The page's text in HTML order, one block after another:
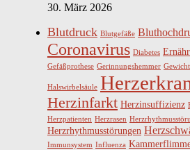
30. März 2026
Blutdruck Blutgefäße
Coronavirus Diabetes
Gefäßprothese Gerinnungshemmer
Halswirbelsäule
Herzinfarkt Herzinsuffizienz
Herzpatienten Herzrasen
Herzrhythmusstörungen
Immunsystem Influenza